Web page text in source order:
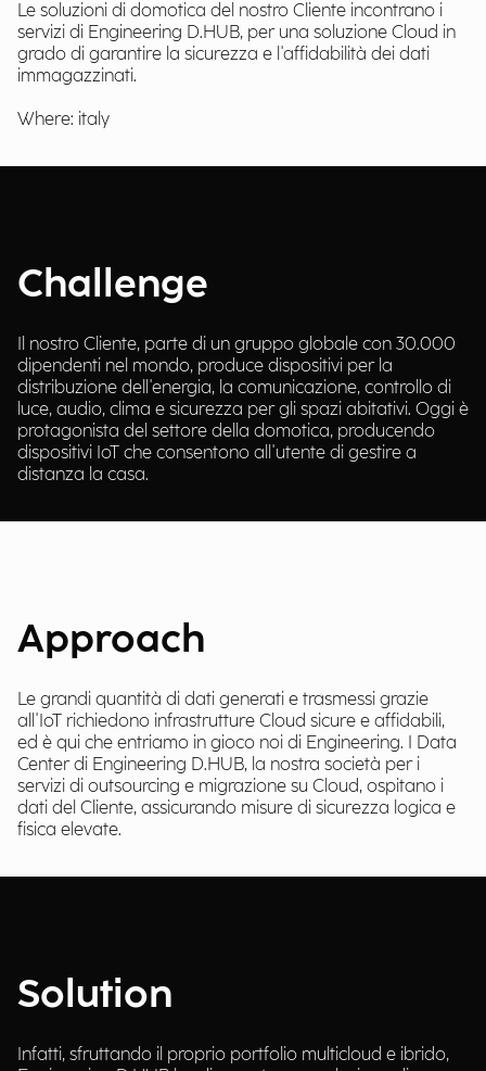
Le soluzioni di domotica del nostro Cliente incontrano i
servizi di Engineering D.HUB, per una soluzione Cloud in
grado di garantire la sicurezza e l'affidabilità dei dati
immagazzinati.
Where: italy
Challenge
Il nostro Cliente, parte di un gruppo globale con 30.000
dipendenti nel mondo, produce dispositivi per la
distribuzione dell'energia, la comunicazione, controllo di
luce, audio, clima e sicurezza per gli spazi abitativi. Oggi è
protagonista del settore della domotica, producendo
dispositivi IoT che consentono all'utente di gestire a
distanza la casa.
Approach
Le grandi quantità di dati generati e trasmessi grazie
all'IoT richiedono infrastrutture Cloud sicure e affidabili,
ed è qui che entriamo in gioco noi di Engineering. I Data
Center di Engineering D.HUB, la nostra società per i
servizi di outsourcing e migrazione su Cloud, ospitano i
dati del Cliente, assicurando misure di sicurezza logica e
fisica elevate.
Solution
Infatti, sfruttando il proprio portfolio multicloud e ibrido,